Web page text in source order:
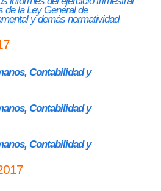
de la Ley General de
y demás normatividad
Contabilidad y
Contabilidad y
Contabilidad y